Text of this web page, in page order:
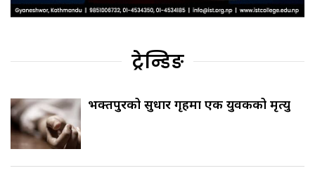
ट्रेन्डिङ
भक्तपुरको सुधार गृहमा एक युवकको मृत्यु